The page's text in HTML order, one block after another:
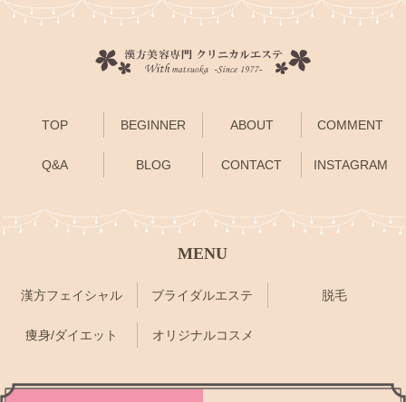
TOP BEGINNER ABOUT COMMENT
Q&A BLOG CONTACT INSTAGRAM
MENU
漢方フェイシャル ブライダルエステ 脱毛
痩身/ダイエット オリジナルコスメ